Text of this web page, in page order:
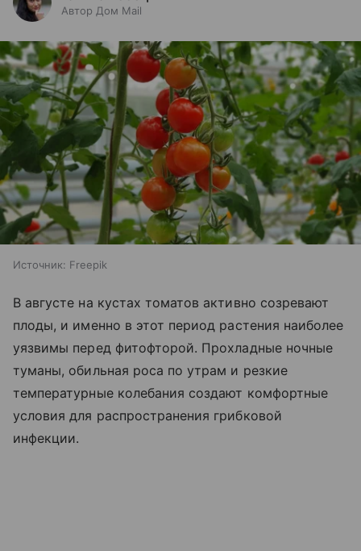
Автор Дом Mail
Источник: Freepik
В августе на кустах томатов активно созревают
плоды, и именно в этот период растения наиболее
уязвимы перед фитофторой. Прохладные ночные
туманы, обильная роса по утрам и резкие
температурные колебания создают комфортные
условия для распространения грибковой
инфекции.